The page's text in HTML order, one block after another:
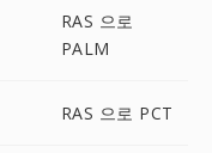
RAS 으로
PALM
RAS 으로 PCT